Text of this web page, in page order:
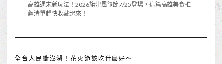
高雄週末新玩法！2026旗津風箏節7/25登場，這篇高雄美食推
薦清單趕快收藏起來！
全台人民衝澎湖！花火節該吃什麼好～